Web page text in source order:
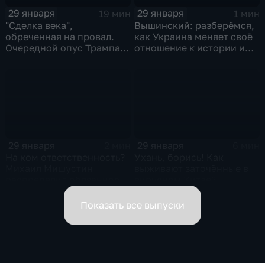
29 января
19 мин
"Сделка века",
обреченная на провал.
Очередной опус Трампа.
29 января
1 мин
Вышинский: разберёмся,
как Украина меняет своё
отношение к истории и
вице-премьеров
Показать все выпуски